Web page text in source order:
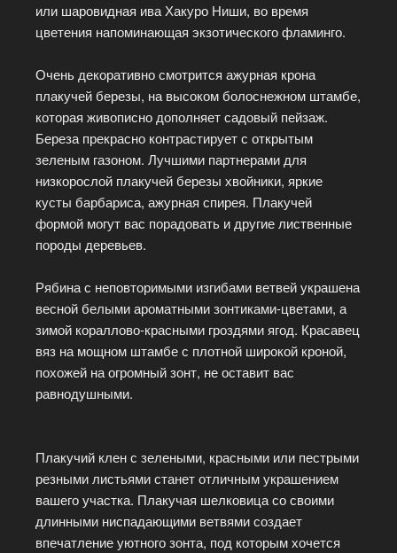
или шаровидная ива Хакуро Ниши, во время
цветения напоминающая экзотического фламинго.
Очень декоративно смотрится ажурная крона
плакучей березы, на высоком болоснежном штамбе,
которая живописно дополняет садовый пейзаж.
Береза прекрасно контрастирует с открытым
зеленым газоном. Лучшими партнерами для
низкорослой плакучей березы хвойники, яркие
кусты барбариса, ажурная спирея. Плакучей
формой могут вас порадовать и другие лиственные
породы деревьев.
Рябина с неповторимыми изгибами ветвей украшена
весной белыми ароматными зонтиками-цветами, а
зимой кораллово-красными гроздями ягод. Красавец
вяз на мощном штамбе с плотной широкой кроной,
похожей на огромный зонт, не оставит вас
равнодушными.
Плакучий клен с зелеными, красными или пестрыми
резными листьями станет отличным украшением
вашего участка. Плакучая шелковица со своими
длинными ниспадающими ветвями создает
впечатление уютного зонта, под которым хочется